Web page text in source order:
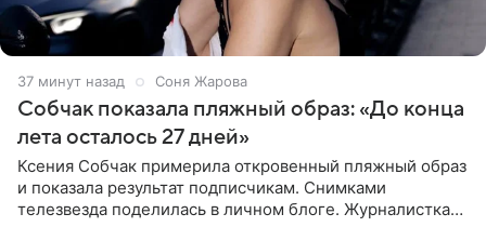
37 минут назад Соня Жарова
Собчак показала пляжный образ: «До конца
лета осталось 27 дней»
Ксения Собчак примерила откровенный пляжный образ
и показала результат подписчикам. Снимками
телезвезда поделилась в личном блоге. Журналистка